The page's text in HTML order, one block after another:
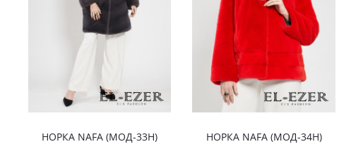
НОРКА NAFA (МОД-33Н) НОРКА NAFA (МОД-34Н)